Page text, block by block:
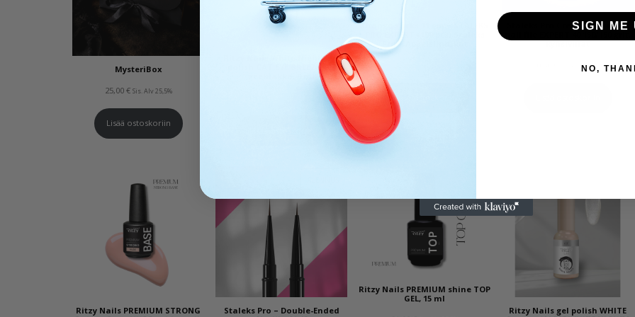
MysteriBox
25,00 € Sis. Alv 25,5%
Lisää ostoskoriin
Ritzy Nails White Nights gel
polish CAT EYE BREEZE 103
Orange sticks 11 cm – STALEKS
PRO EXPERT (100 pcs) Staleks
Pro – Appelsiinitikut
Lisää ostoskoriin
Staleks Pro Crescent mineral
kynsiviilat
Sis. Alv 25,5%
Ritzy Nails PREMIUM STRONG
Staleks Pro – Double-Ended
Ritzy Nails PREMIUM shine TOP
GEL, 15 ml
Ritzy Nails gel polish WHITE
SIGN ME
NO,